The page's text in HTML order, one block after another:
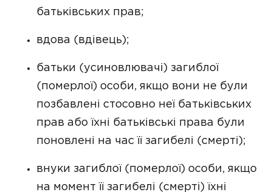
батьківських прав;
вдова (вдівець);
батьки (усиновлювачі) загиблої
(померлої) особи, якщо вони не були
позбавлені стосовно неї батьківських
прав або їхні батьківські права були
поновлені на час її загибелі (смерті);
внуки загиблої (померлої) особи, якщо
на момент її загибелі (смерті) їхні